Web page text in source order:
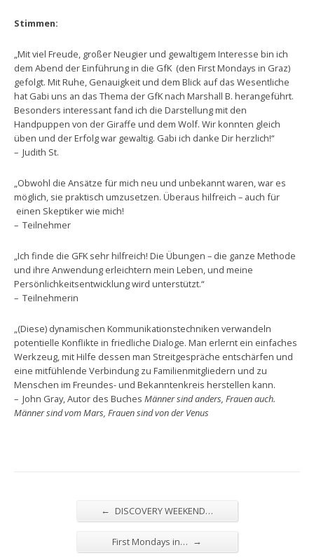
Stimmen:
„Mit viel Freude, großer Neugier und gewaltigem Interesse bin ich
dem Abend der Einführung in die GfK (den First Mondays in Graz)
gefolgt. Mit Ruhe, Genauigkeit und dem Blick auf das Wesentliche
hat Gabi uns an das Thema der GfK nach Marshall B. herangeführt.
Besonders interessant fand ich die Darstellung mit den
Handpuppen von der Giraffe und dem Wolf. Wir konnten gleich
üben und der Erfolg war gewaltig. Gabi ich danke Dir herzlich!“
– Judith St.
„Obwohl die Ansätze für mich neu und unbekannt waren, war es
möglich, sie praktisch umzusetzen. Überaus hilfreich – auch für
einen Skeptiker wie mich!
– Teilnehmer
„Ich finde die GFK sehr hilfreich! Die Übungen – die ganze Methode
und ihre Anwendung erleichtern mein Leben, und meine
Persönlichkeitsentwicklung wird unterstützt.“
– Teilnehmerin
„(Diese) dynamischen Kommunikationstechniken verwandeln
potentielle Konflikte in friedliche Dialoge. Man erlernt ein einfaches
Werkzeug, mit Hilfe dessen man Streitgespräche entschärfen und
eine mitfühlende Verbindung zu Familienmitgliedern und zu
Menschen im Freundes- und Bekanntenkreis herstellen kann.
– John Gray, Autor des Buches Männer sind anders, Frauen auch.
Männer sind vom Mars, Frauen sind von der Venus
← DISCOVERY WEEKEND…
First Mondays in… →